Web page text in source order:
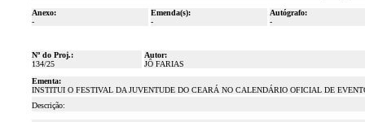
Anexo:
-
Emenda(s):
-
Autógrafo:
-
Nº do Proj.:
134/25
Autor:
JÔ FARIAS
Ementa:
INSTITUI O FESTIVAL DA JUVENTUDE DO CEARÁ NO CALENDÁRIO OFICIAL DE
Descrição: